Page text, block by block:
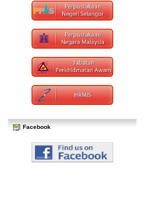
Facebook